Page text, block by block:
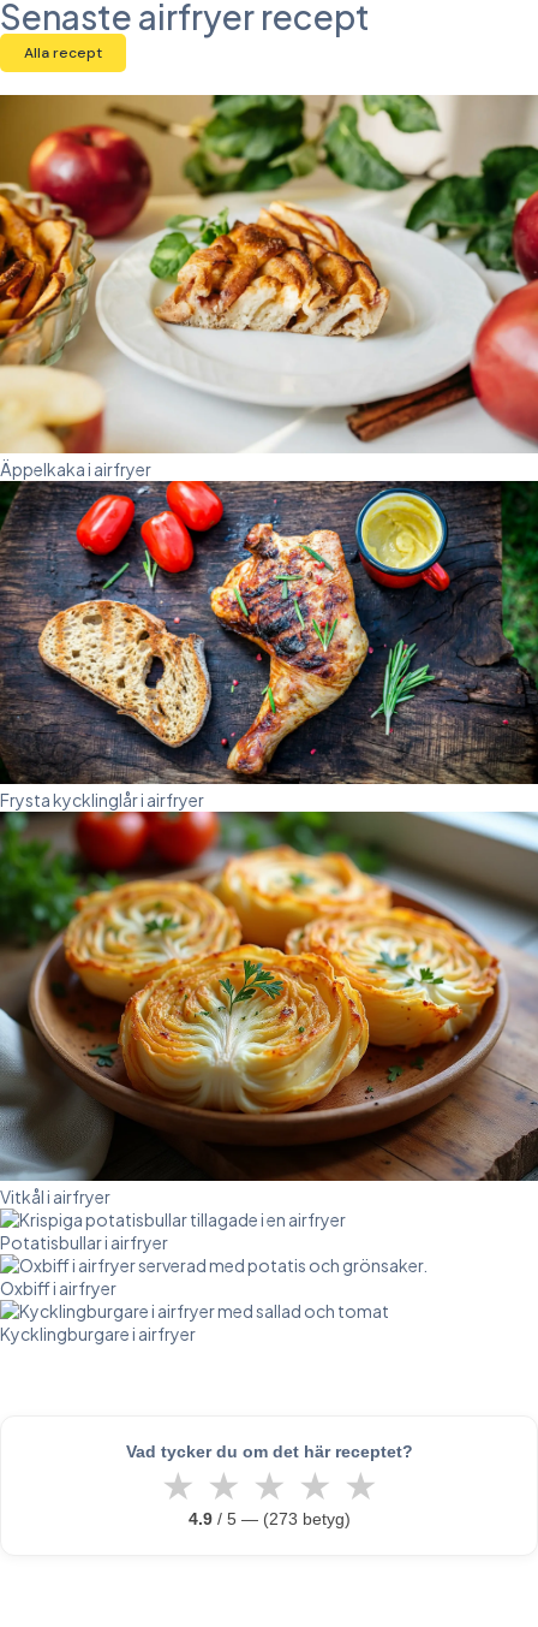
Senaste airfryer recept
Alla recept
Äppelkaka i airfryer
Frysta kycklinglår i airfryer
Vitkål i airfryer
Potatisbullar i airfryer
Oxbiff i airfryer
Kycklingburgare i airfryer
Vad tycker du om det här receptet?
★ ★ ★ ★ ★
4.9/ 5 — (273 betyg)